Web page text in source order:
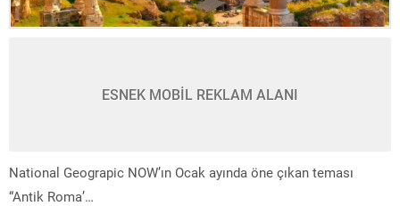
ESNEK MOBİL REKLAM ALANI
National Geograpic NOW’ın Ocak ayında öne çıkan teması
“Antik Roma’…